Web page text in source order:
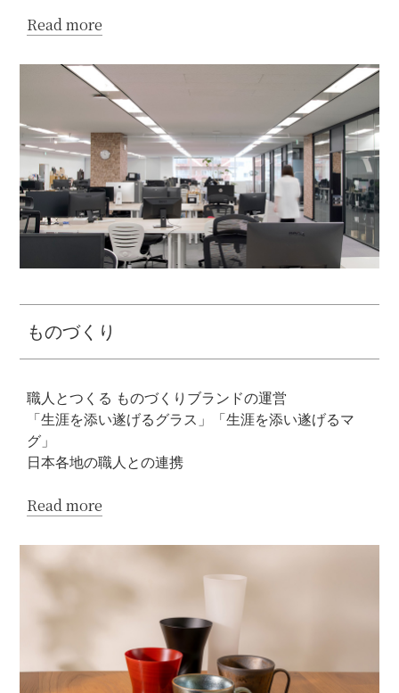
Read more
ものづくり
職人とつくる ものづくりブランドの運営
「生涯を添い遂げるグラス」「生涯を添い遂げるマ
グ」
​日本各地の職人との連携
Read more